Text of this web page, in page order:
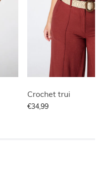
Crochet trui
€34,99